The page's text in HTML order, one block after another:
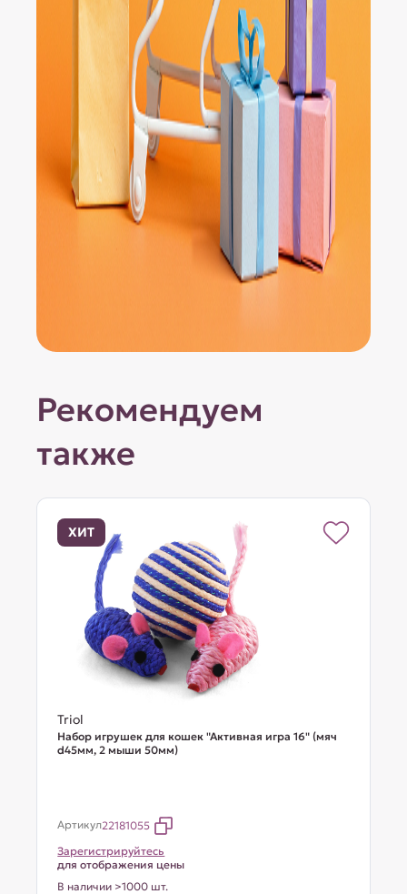
Рекомендуем
также
ХИТ
Triol
Набор игрушек для кошек "Активная игра 16" (мяч
d45мм, 2 мыши 50мм)
Артикул22181055
Зарегистрируйтесь
для отображения цены
В наличии >1000 шт.